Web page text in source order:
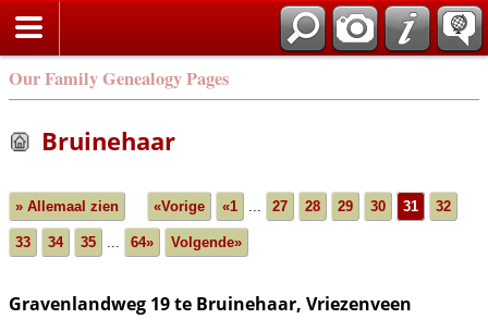
Our Family Genealogy Pages
Bruinehaar
» Allemaal zien «Vorige «1 ... 27 28 29 30 31 32
33 34 35 ... 64» Volgende»
Gravenlandweg 19 te Bruinehaar, Vriezenveen